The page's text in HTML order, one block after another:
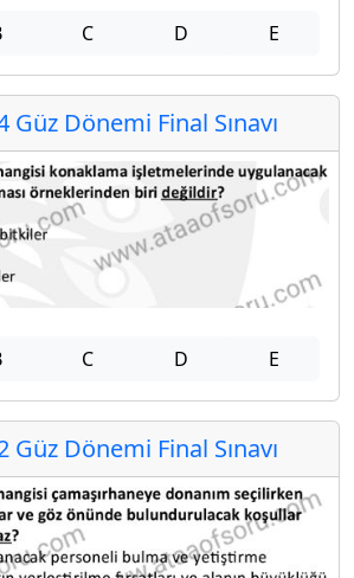
C D E
Güz Dönemi Final Sınavı
C D E
Güz Dönemi Final Sınavı